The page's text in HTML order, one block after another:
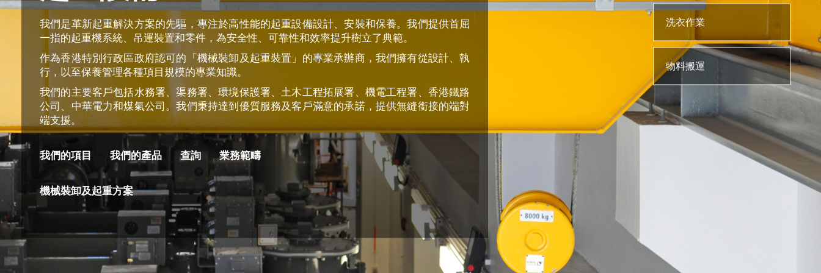
我們是革新起重解決方案的先驅，專注於高性能的起重設備設計、安裝和保養。我們提供首屈
一指的起重機系統、吊運裝置和零件，為安全性、可靠性和效率提升樹立了典範。
作為香港特別行政區政府認可的「機械裝卸及起重裝置」的專業承辦商，我們擁有從設計、執
行，以至保養管理各種項目規模的專業知識。
我們的主要客戶包括水務署、渠務署、環境保護署、土木工程拓展署、機電工程署、香港鐵路
公司、中華電力和煤氣公司。我們秉持達到優質服務及客戶滿意的承諾，提供無縫銜接的端對
端支援。
我們的項目 我們的產品 查詢 業務範疇
機械裝卸及起重方案
洗衣作業
物料搬運